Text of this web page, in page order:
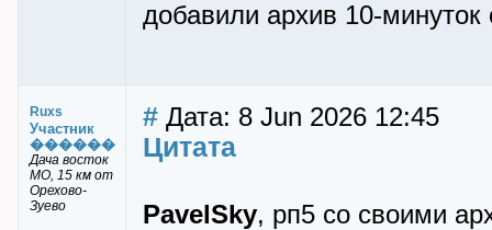
добавили архив 10-минуток
Ruxs
Участник
������
Дача восток
МО, 15 км от
Орехово-
Зуево
# Дата: 8 Jun 2026 12:45
Цитата
PavelSky, рп5 со своими